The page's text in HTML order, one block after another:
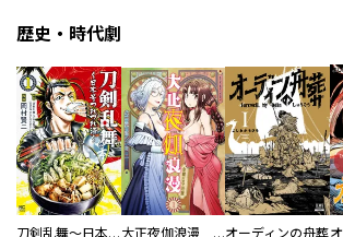
歴史・時代劇
刀剣乱舞～日本号つれづれ酒～ 大正夜伽浪漫 －金曜日の花嫁—オーディンの舟葬